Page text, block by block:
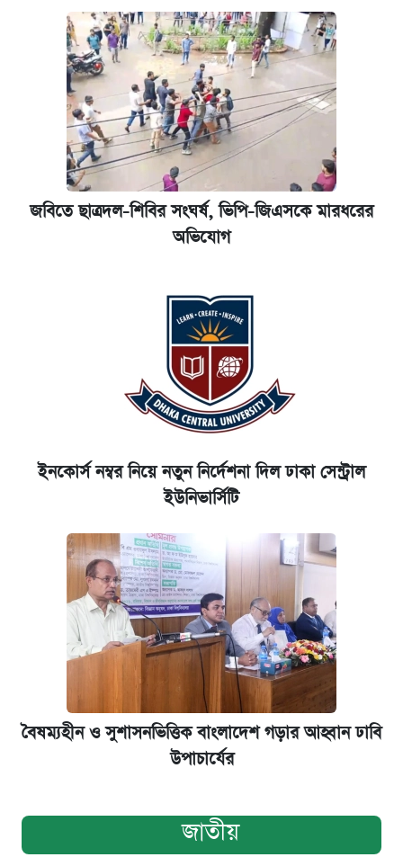
জবিতে ছাত্রদল-শিবির সংঘর্ষ, ভিপি-জিএসকে মারধরের
অভিযোগ
ইনকোর্স নম্বর নিয়ে নতুন নির্দেশনা দিল ঢাকা সেন্ট্রাল
ইউনিভার্সিটি
বৈষম্যহীন ও সুশাসনভিত্তিক বাংলাদেশ গড়ার আহ্বান ঢাবি
উপাচার্যের
জাতীয়